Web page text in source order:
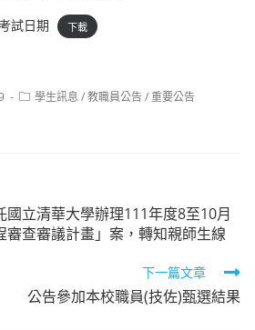
試日期 下載
Post學生訊息 /教職員公告/重要公告
國立清華大學辦理111年度8至10月
審查審議計畫」案，轉知親師生線
下一篇文章
公告參加本校職員(技佐)甄選結果